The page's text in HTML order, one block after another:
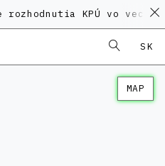
rozhodnutia KPÚ vo veci
SK
MAP